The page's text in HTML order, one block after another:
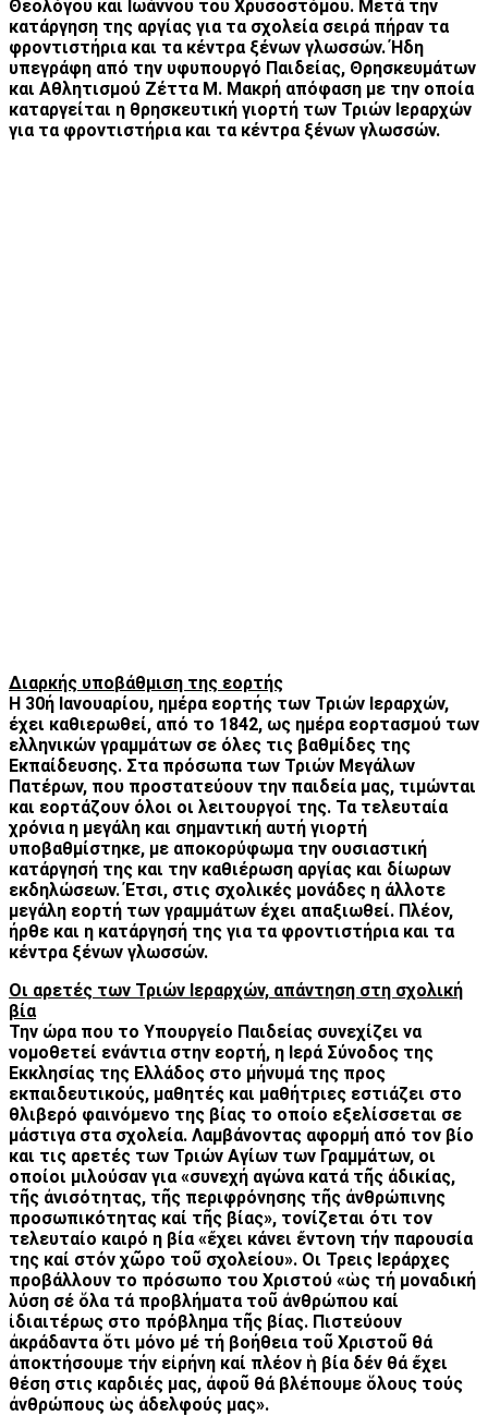
Θεολόγου και Ιωάννου του Χρυσοστόμου. Μετά την
κατάργηση της αργίας για τα σχολεία σειρά πήραν τα
φροντιστήρια και τα κέντρα ξένων γλωσσών.Ήδη
υπεγράφη από την υφυπουργό Παιδείας, Θρησκευμάτων
και Αθλητισμού Ζέττα Μ. Μακρή απόφαση με την οποία
καταργείται η θρησκευτική γιορτή των Τριών Ιεραρχών
για τα φροντιστήρια και τα κέντρα ξένων γλωσσών.
Διαρκής υποβάθμιση της εορτής
Η 30ή Ιανουαρίου, ημέρα εορτής των Τριών Ιεραρχών,
έχει καθιερωθεί, από το 1842, ως ημέρα εορτασμού των
ελληνικών γραμμάτων σε όλες τις βαθμίδες της
Εκπαίδευσης. Στα πρόσωπα των Τριών Μεγάλων
Πατέρων, που προστατεύουν την παιδεία μας, τιμώνται
και εορτάζουν όλοι οι λειτουργοί της. Τα τελευταία
χρόνια η μεγάλη και σημαντική αυτή γιορτή
υποβαθμίστηκε, με αποκορύφωμα την ουσιαστική
κατάργησή της και την καθιέρωση αργίας και δίωρων
εκδηλώσεων. Έτσι, στις σχολικές μονάδες η άλλοτε
μεγάλη εορτή των γραμμάτων έχει απαξιωθεί. Πλέον,
ήρθε και η κατάργησή της για τα φροντιστήρια και τα
κέντρα ξένων γλωσσών.
Οι αρετές των Τριών Ιεραρχών, απάντηση στη σχολική
βία
Την ώρα που το Υπουργείο Παιδείας συνεχίζει να
νομοθετεί ενάντια στην εορτή, η Ιερά Σύνοδος της
Εκκλησίας της Ελλάδος στο μήνυμά της προς
εκπαιδευτικούς, μαθητές και μαθήτριες εστιάζει στο
θλιβερό φαινόμενο της βίας το οποίο εξελίσσεται σε
μάστιγα στα σχολεία. Λαμβάνοντας αφορμή από τον βίο
και τις αρετές των Τριών Αγίων των Γραμμάτων, οι
οποίοι μιλούσαν για «συνεχή αγώνα κατά τῆς ἀδικίας,
τῆς ἀνισότητας, τῆς περιφρόνησης τῆς ἀνθρώπινης
προσωπικότητας καί τῆς βίας», τονίζεται ότι τον
τελευταίο καιρό η βία «ἔχει κάνει ἔντονη τήν παρουσία
της καί στόν χῶρο τοῦ σχολείου». Οι Τρεις Ιεράρχες
προβάλλουν το πρόσωπο του Χριστού «ὡς τή μοναδική
λύση σέ ὅλα τά προβλήματα τοῦ ἀνθρώπου καί
ἰδιαιτέρως στο πρόβλημα τῆς βίας. Πιστεύουν
ἀκράδαντα ὅτι μόνο μέ τή βοήθεια τοῦ Χριστοῦ θά
ἀποκτήσουμε τήν εἰρήνη καί πλέον ἡ βία δέν θά ἔχει
θέση στις καρδιές μας, ἀφοῦ θά βλέπουμε ὅλους τούς
ἀνθρώπους ὡς ἀδελφούς μας».